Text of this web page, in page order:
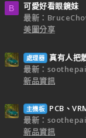
B
可愛好看眼鏡妹
最新：
美圖分享
處理器 真有人把
最新：
新品資訊
主機板
PCB、
最新：
新品資訊